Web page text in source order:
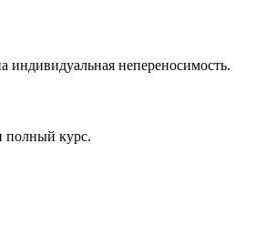
индивидуальная непереносимость.
полный курс.